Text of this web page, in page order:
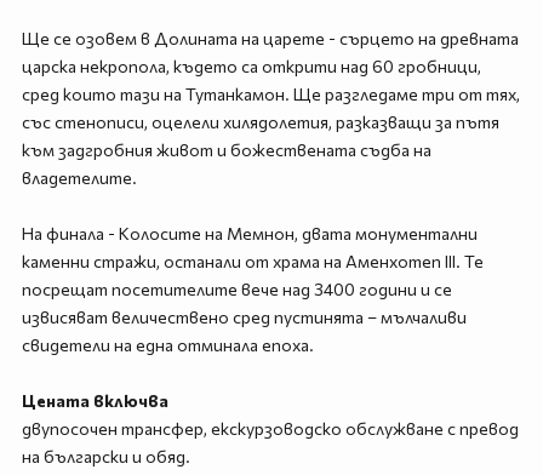
Ще се озовем в Долината на царете - сърцето на древната
царска некропола, където са открити над 60 гробници,
сред които тази на Тутанкамон. Ще разгледаме три от тях,
със стенописи, оцелели хилядолетия, разказващи за пътя
към задгробния живот и божествената съдба на
владетелите.
На финала - Колосите на Мемнон, двата монументални
каменни стражи, останали от храма на Аменхотеп III. Те
посрещат посетителите вече над 3400 години и се
извисяват величествено сред пустинята – мълчаливи
свидетели на една отминала епоха.
Цената включва
двупосочен трансфер, екскурзоводско обслужване с превод
на български и обяд.